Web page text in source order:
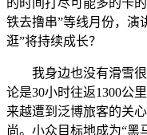
铁去撸串”等线月份，演
逛”将持续成长？
我身边也没有滑雪很
论是30小时往返1300公
来越遭到泛博旅客的关
尚。小众目标地成为“黑